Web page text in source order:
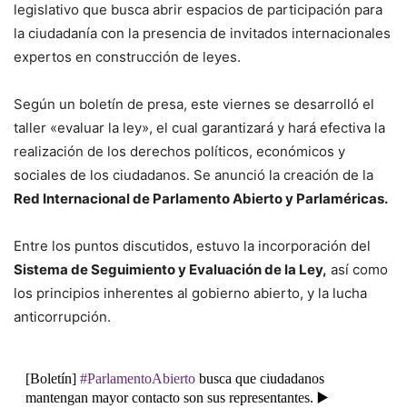
legislativo que busca abrir espacios de participación para
la ciudadanía con la presencia de invitados internacionales
expertos en construcción de leyes.
Según un boletín de presa, este viernes se desarrolló el
taller «evaluar la ley», el cual garantizará y hará efectiva la
realización de los derechos políticos, económicos y
sociales de los ciudadanos. Se anunció la creación de la
Red Internacional de Parlamento Abierto y Parlaméricas.
Entre los puntos discutidos, estuvo la incorporación del
Sistema de Seguimiento y Evaluación de la Ley, así como
los principios inherentes al gobierno abierto, y la lucha
anticorrupción.
[Boletín] #ParlamentoAbiertobusca que ciudadanos
mantengan mayor contacto son sus representantes. ▶️